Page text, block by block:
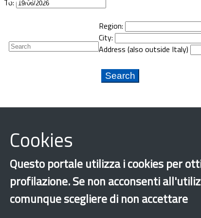
To:
Region:
City:
Address (also outside Italy)
Cookies
Questo portale utilizza i cookies per
profilazione. Se non acconsenti
comunque scegliere di non accettare